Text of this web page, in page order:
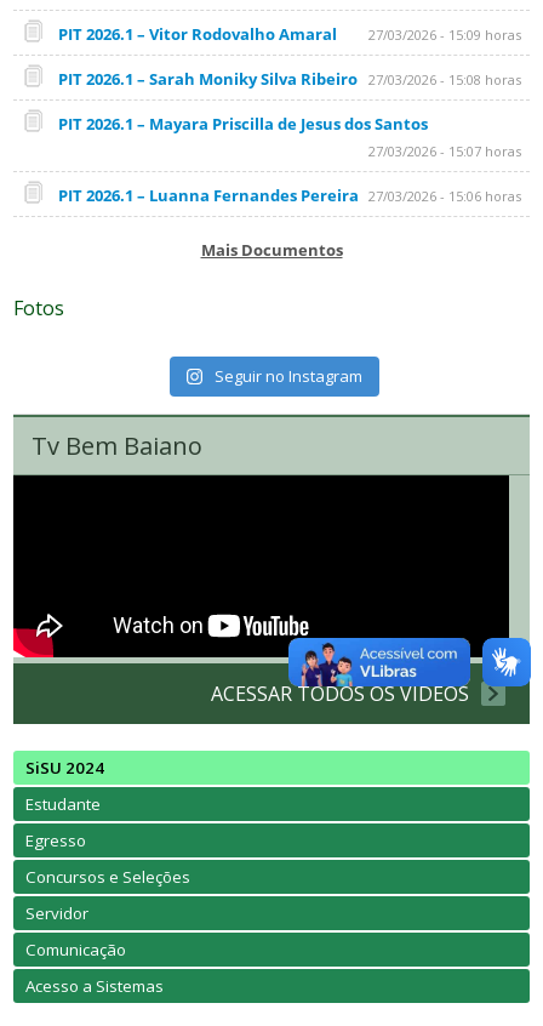
PIT 2026.1 – Vitor Rodovalho Amaral 27/03/2026 - 15:09 horas
PIT 2026.1 – Sarah Moniky Silva Ribeiro 27/03/2026 - 15:08 horas
PIT 2026.1 – Mayara Priscilla de Jesus dos Santos
27/03/2026 - 15:07 horas
PIT 2026.1 – Luanna Fernandes Pereira 27/03/2026 - 15:06 horas
Mais Documentos
Fotos
Seguir no Instagram
Tv Bem Baiano
ACESSAR TODOS OS VÍDEOS
SiSU 2024
Estudante
Egresso
Concursos e Seleções
Servidor
Comunicação
Acesso a Sistemas